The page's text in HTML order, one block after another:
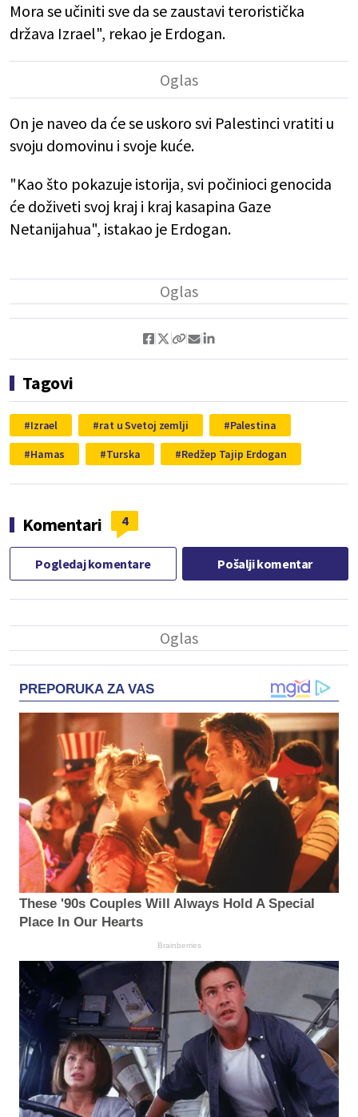
Mora se učiniti sve da se zaustavi teroristička
država Izrael", rekao je Erdogan.
On je naveo da će se uskoro svi Palestinci vratiti u
svoju domovinu i svoje kuće.
"Kao što pokazuje istorija, svi počinioci genocida
će doživeti svoj kraj i kraj kasapina Gaze
Netanijahua", istakao je Erdogan.
Tagovi
Izrael rat u Svetoj zemlji
Palestina
Hamas
Turska Redžep Tajip Erdogan
Komentari 4
Pogledaj komentare Pošalji komentar
PREPORUKA ZA VAS
These '90s Couples Will Always Hold A Special
Place In Our Hearts
Brainberries